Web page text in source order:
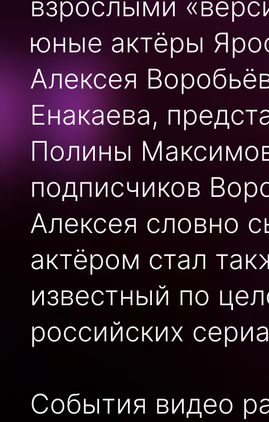
юные актёры
Алексея
Енакаева,
Полины
подписчиков
Алексея словно
актёром стал
известный по
российских
События видео